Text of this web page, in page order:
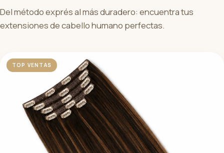
Del método exprés al más duradero: encuentra tus
extensiones de cabello humano perfectas.
TOP VENTAS